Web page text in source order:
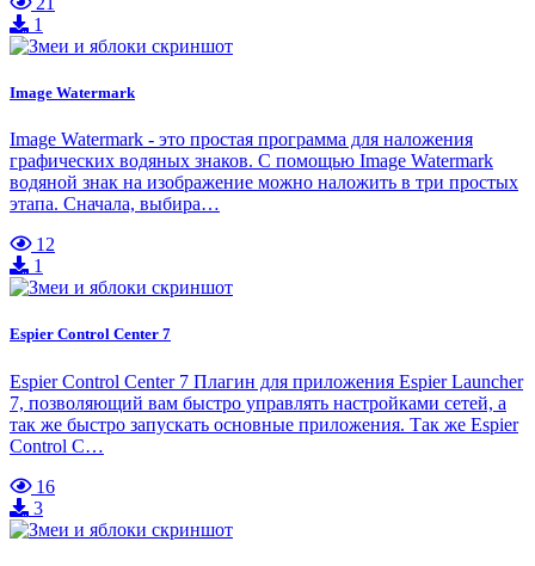
1
Image Watermark
Image Watermark - это простая программа для наложения
графических водяных знаков. С помощью Image Watermark
водяной знак на изображение можно наложить в три простых
этапа. Сначала, выбира…
12
1
Espier Control Center 7
Espier Control Center 7 Плагин для приложения Espier Launcher
7, позволяющий вам быстро управлять настройками сетей, а
так же быстро запускать основные приложения. Так же Espier
Control C…
16
3